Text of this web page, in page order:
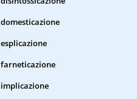
domesticazione
esplicazione
farneticazione
implicazione